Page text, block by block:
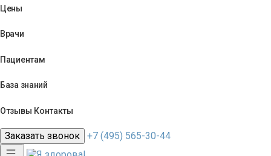
Цены
Врачи
Пациентам
База знаний
Отзывы Контакты
Заказать звонок +7 (495) 565-30-44